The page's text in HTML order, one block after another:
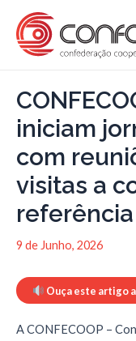
content
iniciam
com
visitas a
referência
9 de Junho, 2026
Ouça este artigo
A CONFECOOP –